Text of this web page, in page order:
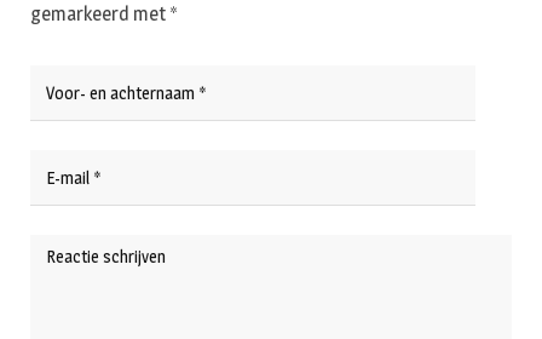
gemarkeerd met *